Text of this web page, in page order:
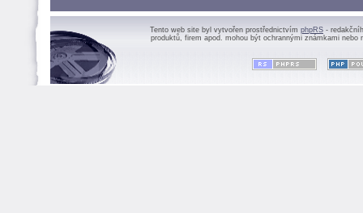
Tento web site byl vytvořen prostřednictvím phpRS -
produktů, firem apod. mohou být ochrannými známkami